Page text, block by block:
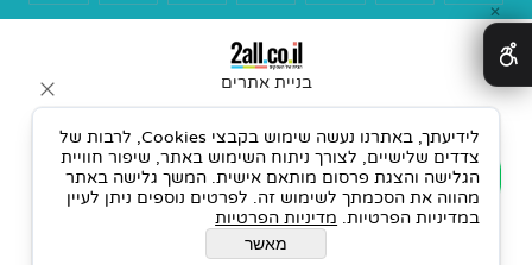
בניית אתרים
✕
לידיעתך, באתרנו נעשה שימוש בקבצי Cookies, לרבות של
צדדים שלישיים, לצורך ניתוח השימוש באתר, שיפור חוויית
הגלישה והצגת פרסום מותאם אישית. המשך גלישה באתר
מהווה את הסכמתך לשימוש זה. לפרטים נוספים ניתן לעיין
במדיניות הפרטיות. מדיניות הפרטיות
מאשר